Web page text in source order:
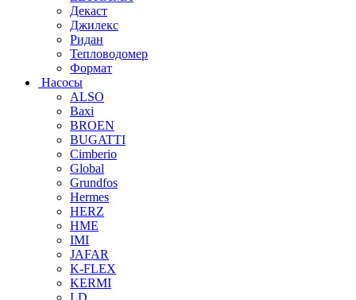
Декаст
Джилекс
Ридан
Тепловодомер
Формат
Насосы
ALSO
Baxi
BROEN
BUGATTI
Cimberio
Global
Grundfos
Hermes
HERZ
HME
IMI
JAFAR
K-FLEX
KERMI
LD